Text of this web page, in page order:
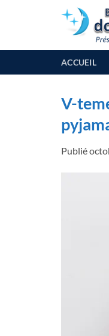
ACCUEIL
V-
Publié